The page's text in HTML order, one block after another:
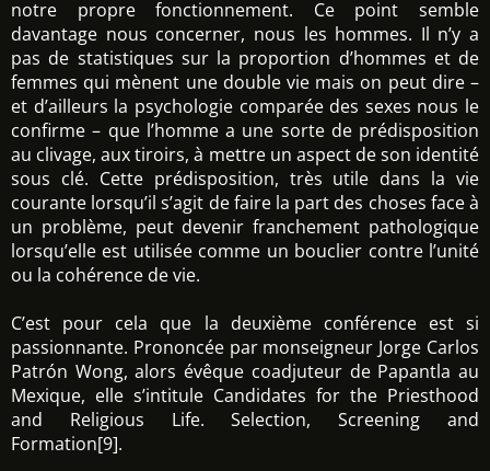
notre propre fonctionnement. Ce point semble
davantage nous concerner, nous les hommes. Il n’y a
pas de statistiques sur la proportion d’hommes et de
femmes qui mènent une double vie mais on peut dire –
et d’ailleurs la psychologie comparée des sexes nous le
confirme – que l’homme a une sorte de prédisposition
au clivage, aux tiroirs, à mettre un aspect de son identité
sous clé. Cette prédisposition, très utile dans la vie
courante lorsqu’il s’agit de faire la part des choses face à
un problème, peut devenir franchement pathologique
lorsqu’elle est utilisée comme un bouclier contre l’unité
ou la cohérence de vie.
C’est pour cela que la deuxième conférence est si
passionnante. Prononcée par monseigneur Jorge Carlos
Patrón Wong, alors évêque coadjuteur de Papantla au
Mexique, elle s’intitule Candidates for the Priesthood
and Religious Life. Selection, Screening and
Formation[9].